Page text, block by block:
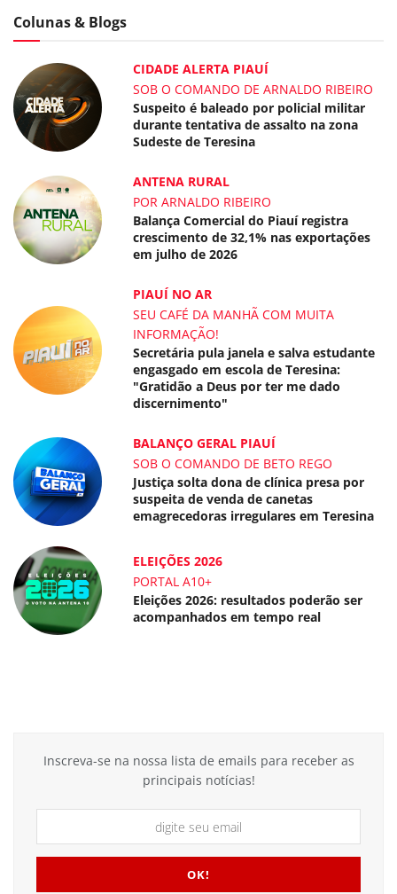
Colunas & Blogs
CIDADE ALERTA PIAUÍ
SOB O COMANDO DE ARNALDO RIBEIRO
Suspeito é baleado por policial militar
durante tentativa de assalto na zona
Sudeste de Teresina
ANTENA RURAL
POR ARNALDO RIBEIRO
Balança Comercial do Piauí registra
crescimento de 32,1% nas exportações
em julho de 2026
PIAUÍ NO AR
SEU CAFÉ DA MANHÃ COM MUITA
INFORMAÇÃO!
Secretária pula janela e salva estudante
engasgado em escola de Teresina:
"Gratidão a Deus por ter me dado
discernimento"
BALANÇO GERAL PIAUÍ
SOB O COMANDO DE BETO REGO
Justiça solta dona de clínica presa por
suspeita de venda de canetas
emagrecedoras irregulares em Teresina
ELEIÇÕES 2026
PORTAL A10+
Eleições 2026: resultados poderão ser
acompanhados em tempo real
Inscreva-se na nossa lista de emails para receber as
principais notícias!